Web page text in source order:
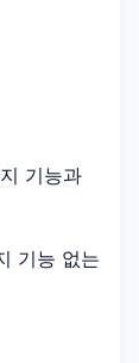
기능과
기능 없는